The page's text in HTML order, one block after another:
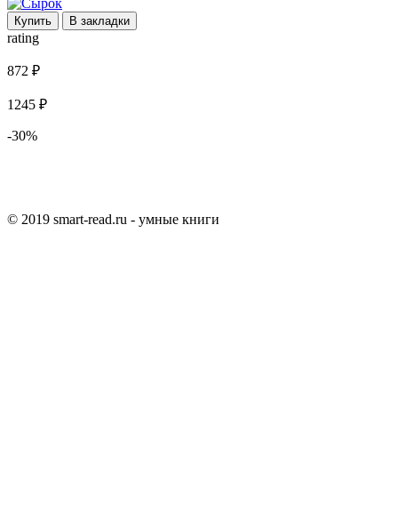
Купить В закладки
rating
872 ₽
1245 ₽
-30%
© 2019 smart-read.ru - умные книги